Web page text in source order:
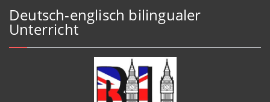
Deutsch-englisch bilingualer
Unterricht